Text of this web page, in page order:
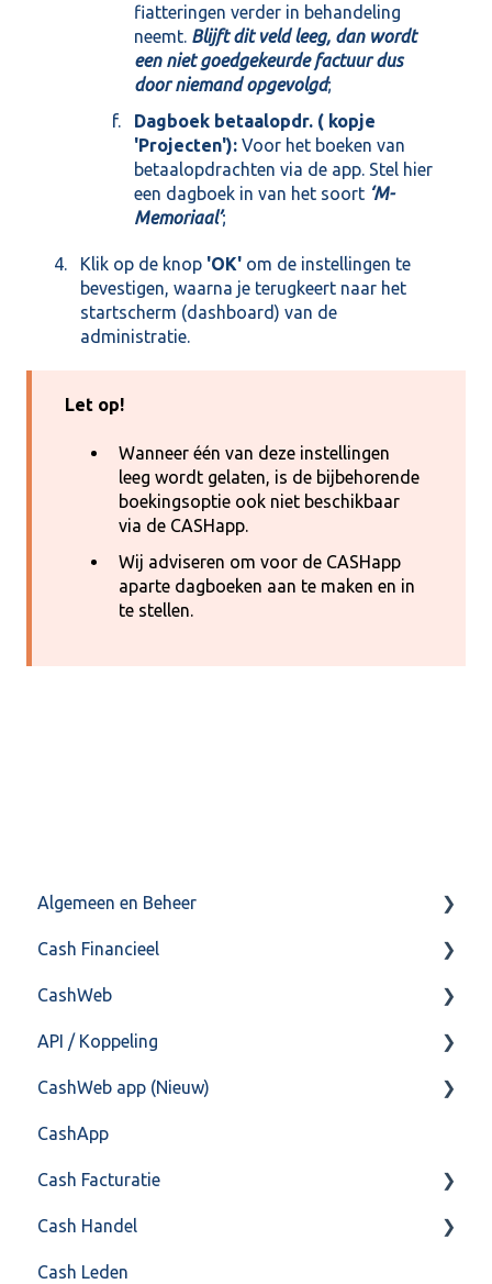
fiatteringen verder in behandeling
neemt. Blijft dit veld leeg, dan wordt
een niet goedgekeurde factuur dus
door niemand opgevolgd;
Dagboek betaalopdr. ( kopje
'Projecten'): Voor het boeken van
betaalopdrachten via de app. Stel hier
een dagboek in van het soort ‘M-
Memoriaal’;
Klik op de knop 'OK' om de instellingen te
bevestigen, waarna je terugkeert naar het
startscherm (dashboard) van de
administratie.
Let op!
Wanneer één van deze instellingen
leeg wordt gelaten, is de bijbehorende
boekingsoptie ook niet beschikbaar
via de CASHapp.
Wij adviseren om voor de CASHapp
aparte dagboeken aan te maken en in
te stellen.
Algemeen en Beheer
Bank(koppeling)
Import/Export
Postbus
Training & Consultancy
Overig
Cash Financieel
Boekhoud
Fiscaal
Overig
CashWeb
CashHero Layout
Mailen vanuit CASHWeb
Algemeen gebruik
API / Koppeling
Algemeen
Api 3.0 (SOAP API)
API 4.0 (REST API)
CashWeb app (Nieuw)
Veel gestelde vragen
CashApp
Cash Facturatie
Factureren
Instellingen
Cash Handel
Inkoop
Cash Leden